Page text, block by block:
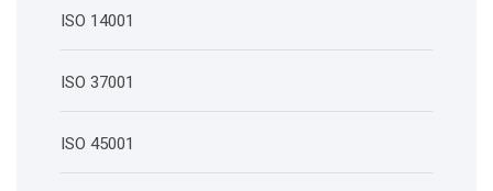
ISO 14001
ISO 37001
ISO 45001